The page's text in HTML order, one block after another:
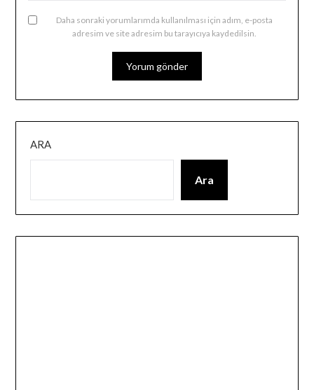
Daha sonraki yorumlarımda kullanılması için adım, e-posta
adresim ve site adresim bu tarayıcıya kaydedilsin.
ARA
Ara